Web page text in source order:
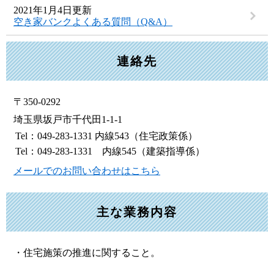
2021年1月4日更新
空き家バンクよくある質問（Q&A）
連絡先
〒350-0292
埼玉県坂戸市千代田1-1-1
Tel：049-283-1331 内線543 （住宅政策係）
Tel：049-283-1331 内線545 （建築指導係）
メールでのお問い合わせはこちら
主な業務内容
・住宅施策の推進に関すること。